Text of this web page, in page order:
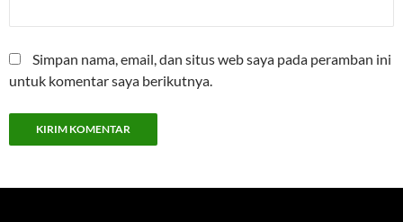
Simpan nama, email, dan situs web saya pada peramban ini
untuk komentar saya berikutnya.